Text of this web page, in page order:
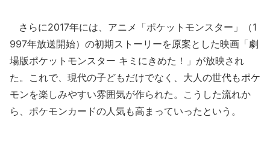
さらに2017年には、アニメ「ポケットモンスター」（1
997年放送開始）の初期ストーリーを原案とした映画「劇
場版ポケットモンスター キミにきめた！」が放映され
た。これで、現代の子どもだけでなく、大人の世代もポケ
モンを楽しみやすい雰囲気が作られた。こうした流れか
ら、ポケモンカードの人気も高まっていったという。